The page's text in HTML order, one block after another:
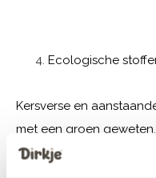
Ecologische
Kersverse en
met een groen
ecologisch textiel